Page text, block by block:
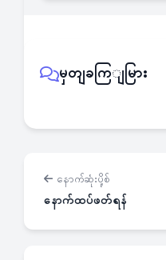
မှတျခကြျမြား
နောက်ဆုံးပို့စ်
နောက်ထပ်ဖတ်ရန်